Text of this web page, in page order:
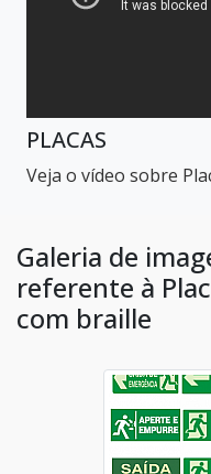
PLACAS
Veja o vídeo sobre
Galeria de
referente à
com braille